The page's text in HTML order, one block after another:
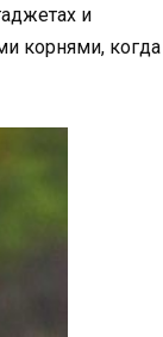
и
корнями, когда